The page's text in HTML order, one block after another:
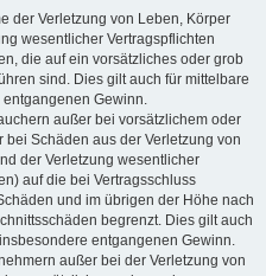
der Verletzung von Leben, Körper
wesentlicher Vertragspflichten
die auf ein vorsätzliches oder grob
sind. Dies gilt auch für mittelbare
Gewinn.
außer bei vorsätzlichem oder
Schäden aus der Verletzung von
der Verletzung wesentlicher
auf die bei Vertragsschluss
und im übrigen der Höhe nach
begrenzt. Dies gilt auch
entgangenen Gewinn.
außer bei der Verletzung von